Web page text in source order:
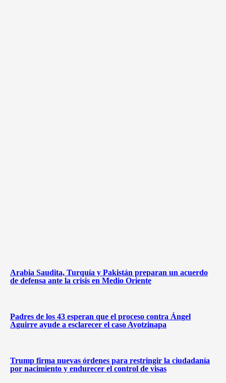
Arabia Saudita, Turquía y Pakistán preparan un acuerdo
de defensa ante la crisis en Medio Oriente
Padres de los 43 esperan que el proceso contra Ángel
Aguirre ayude a esclarecer el caso Ayotzinapa
Trump firma nuevas órdenes para restringir la ciudadanía
por nacimiento y endurecer el control de visas